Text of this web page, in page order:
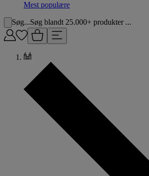
Mest populære
Søg...Søg blandt 25.000+ produkter ...